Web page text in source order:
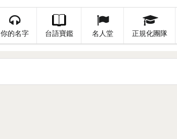
你的名字 台語寶鑑 名人堂 正規化團隊